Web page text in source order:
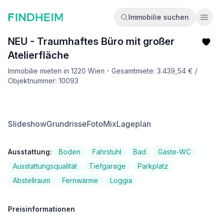
Immobilie suchen
NEU - Traumhaftes Büro mit großer
Atelierfläche
Immobilie mieten in 1220 Wien - Gesamtmiete: 3.439,54 € /
Objektnummer: 10093
SlideshowGrundrisseFotoMixLageplan
Ausstattung: Boden Fahrstuhl Bad
Gäste-WC
Ausstattungsqualität
Tiefgarage
Parkplatz
Abstellraum
Fernwärme Loggia
Preisinformationen